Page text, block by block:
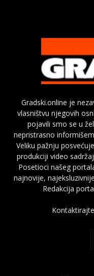
Gradski.online je
vlasništvu njegovih
pojavili smo se u
nepristrasno
Veliku pažnju
produkciji video
Posetioci našeg
najnovije,
Redakcija